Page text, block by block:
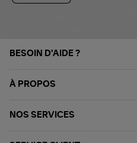
BESOIN D'AIDE ?
À PROPOS
NOS SERVICES